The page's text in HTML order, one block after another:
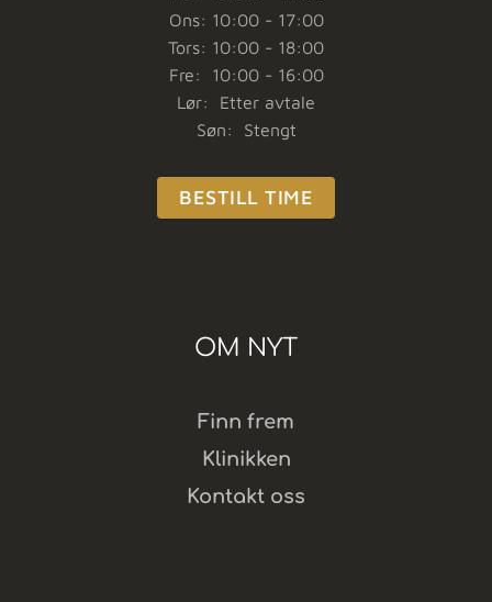
Ons: 10:00 - 17:00
Tors: 10:00 - 18:00
Fre: 10:00 - 16:00
Lør: Etter avtale
Søn: Stengt
BESTILL TIME
OM NYT
Finn frem
Klinikken
Kontakt oss